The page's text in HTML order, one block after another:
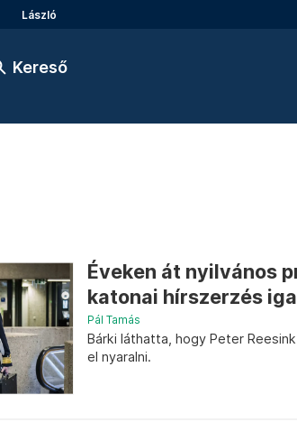
László
Kereső
Éveken át nyilvános
katonai hírszerzés
Pál Tamás
Bárki láthatta, hogy Peter
el nyaralni.